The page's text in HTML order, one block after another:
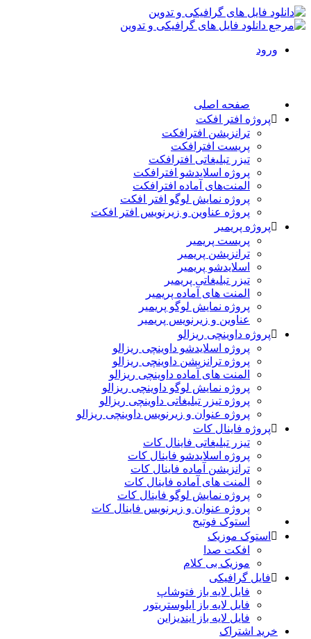
ورود
صفحه اصلی
پروژه افتر افکت
ترانزیشن افترافکت
پریست افترافکت
تیزر تبلیغاتی افترافکت
پروژه اسلایدشو افترافکت
المنت‌های آماده افترافکت
پروژه نمایش لوگو افتر افکت
پروژه عناوین و زیرنویس افتر افکت
پروژه پریمیر
پریست پریمیر
ترانزیشن پریمیر
اسلایدشو پریمیر
تیزر تبلیغاتی پریمیر
المنت های آماده پریمیر
پروژه نمایش لوگو پریمیر
عناوین و زیرنویس پریمیر
پروژه داوینچی ریزالو
پروژه اسلایدشو داوینچی ریزالو
پروژه ترانزیشن داوینچی ریزالو
المنت های آماده داوینچی ریزالو
پروژه نمایش لوگو داوینچی ریزالو
پروژه تیزر تبلیغاتی داوینچی ریزالو
پروژه عنوان و زیرنویس داوینچی ریزالو
پروژه فاینال کات
تیزر تبلیغاتی فاینال کات
پروژه اسلایدشو فاینال کات
ترانزیشن آماده فاینال کات
المنت های آماده فاینال کات
پروژه نمایش لوگو فاینال کات
پروژه عنوان و زیرنویس فاینال کات
استوک فوتیج
استوک موزیک
افکت صدا
موزیک بی کلام
فایل گرافیکی
فایل لایه باز فتوشاپ
فایل لایه باز ایلوستریتور
فایل لایه باز ایندیزاین
خرید اشتراک